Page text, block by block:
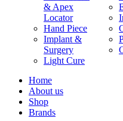
& Apex
Locator
Hand Piece
Implant &
Surgery
Light Cure
Home
About us
Shop
Brands